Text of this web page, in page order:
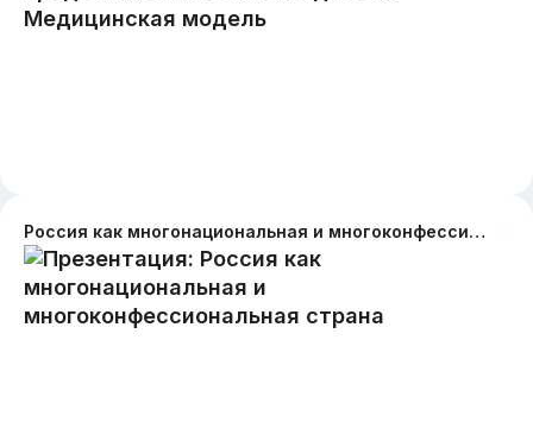
Россия как многонациональная и многоконфессиональная страна